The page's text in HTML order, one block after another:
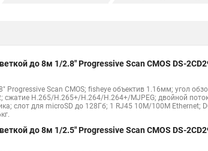
Купольная камера Уличная камера
до 8м 1/2.8" Progressive Scan CMOS DS-
Scan CMOS; fisheye объектив 1.16мм; угол
сжатие H.265/H.265+/H.264/H.264+/MJPEG; двойной
слот для microSD до 128Гб; 1 RJ45 10M/100M Ethernet;
до 8м 1/2.5" Progressive Scan CMOS DS-